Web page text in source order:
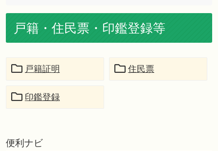
戸籍・住民票・印鑑登録等
戸籍証明 住民票
印鑑登録
便利ナビ